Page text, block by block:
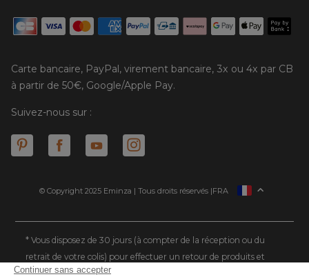
Carte bancaire, PayPal, virement bancaire, 3x ou 4x par CB
à partir de 50€, Google/Apple Pay.
Suivez-nous sur :
© Copyright 2025 Eminza | Tous droits réservés |
ESPAÑA
DEUTSCHLAND
NEDERLAND
FRA
* Vous disposez de 30 jours (à compter de la réception ou du
retrait de votre colis) pour effectuer un retour de produits et
vous faire rembourser. Hors colis volumineux